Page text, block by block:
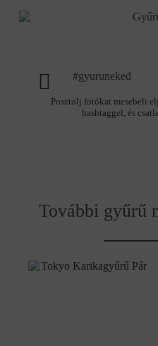
#gyuruneked
Posztolj fotókat mesebeli
hashtaggel, és
További gyűrű